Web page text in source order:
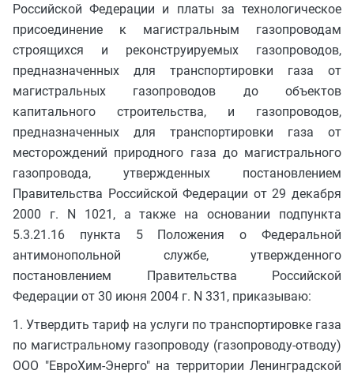
Российской Федерации и платы за технологическое
присоединение к магистральным газопроводам
строящихся и реконструируемых газопроводов,
предназначенных для транспортировки газа от
магистральных газопроводов до объектов
капитального строительства, и газопроводов,
предназначенных для транспортировки газа от
месторождений природного газа до магистрального
газопровода, утвержденных постановлением
Правительства Российской Федерации от 29 декабря
2000 г. N 1021, а также на основании подпункта
5.3.21.16 пункта 5 Положения о Федеральной
антимонопольной службе, утвержденного
постановлением Правительства Российской
Федерации от 30 июня 2004 г. N 331, приказываю:
1. Утвердить тариф на услуги по транспортировке газа
по магистральному газопроводу (газопроводу-отводу)
ООО "ЕвроХим-Энерго" на территории Ленинградской